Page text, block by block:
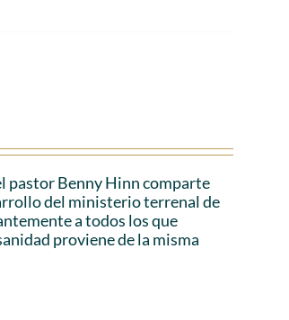
pastor Benny Hinn comparte
del ministerio terrenal de
a todos los que
proviene de la misma